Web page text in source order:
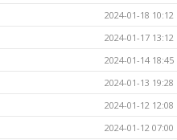
2024-01-18 10:12
2024-01-17 13:12
2024-01-14 18:45
2024-01-13 19:28
2024-01-12 12:08
2024-01-12 07:00